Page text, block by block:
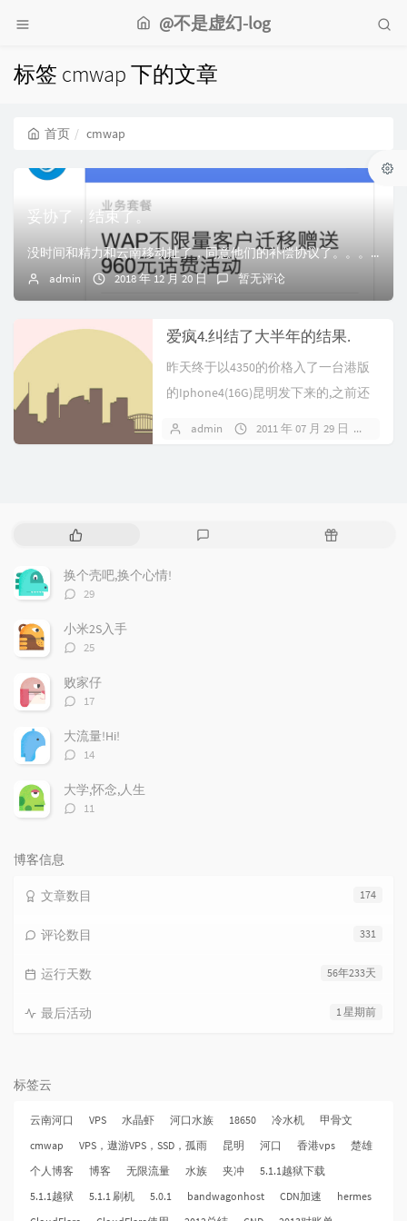
@不是虚幻-log
标签 cmwap 下的文章
首页 cmwap
妥协了，结束了。
没时间和精力和云南移动扯了，同意他们的补偿协议了。。。 2005年开通的cmwap不限流量套餐，一直在和移动公司在扯这个事情，每月费用按时交纳，前期是限...
admin 2018 年 12 月 20 日 暂无评论
爱疯4.纠结了大半年的结果.
昨天终于以4350的价格入了一台港版
的Iphone4(16G)昆明发下来的,之前还
admin 2011 年 07 月 29 日
热
文
章
随
换个壳吧,换个心情!
评
数：
29
小米2S入手
评
数：
25
败家仔
评
数：
17
大流量!Hi!
评
数：
14
大学,怀念,人生
评
11
博客信息
174
文章数目
331
评论数目
56年233天
运行天数
1 星期前
最后活动
标签云
云南河口 VPS 水晶虾 河口水族 18650 冷水机
甲骨文
cmwap
VPS，遨游VPS，SSD，孤雨 昆明 河口 香港vps
楚雄
个人博客
博客 无限流量 水族 夹冲
5.1.1越狱下载
5.1.1越狱
5.1.1 刷机 5.0.1 bandwagonhost CDN加速
hermes